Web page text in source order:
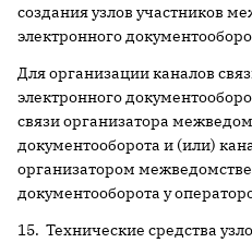
создания узлов участников
электронного
Для организации каналов
электронного
связи организатора
документооборота и (или)
организатором
документооборота у
15. Технические средства